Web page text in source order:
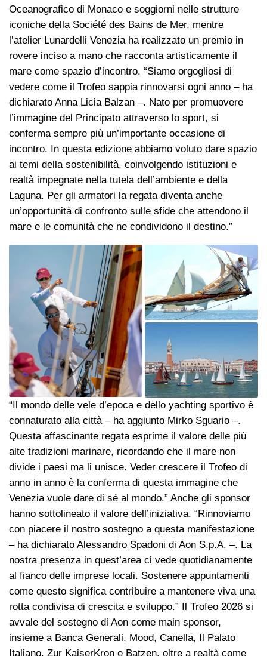
Oceanografico di Monaco e soggiorni nelle strutture
iconiche della Société des Bains de Mer, mentre
l’atelier Lunardelli Venezia ha realizzato un premio in
rovere inciso a mano che racconta artisticamente il
mare come spazio d’incontro. “Siamo orgogliosi di
vedere come il Trofeo sappia rinnovarsi ogni anno – ha
dichiarato Anna Licia Balzan –. Nato per promuovere
l’immagine del Principato attraverso lo sport, si
conferma sempre più un’importante occasione di
incontro. In questa edizione abbiamo voluto dare spazio
ai temi della sostenibilità, coinvolgendo istituzioni e
realtà impegnate nella tutela dell’ambiente e della
Laguna. Per gli armatori la regata diventa anche
un’opportunità di confronto sulle sfide che attendono il
mare e le comunità che ne condividono il destino.”
“Il mondo delle vele d’epoca e dello yachting sportivo è
connaturato alla città – ha aggiunto Mirko Sguario –.
Questa affascinante regata esprime il valore delle più
alte tradizioni marinare, ricordando che il mare non
divide i paesi ma li unisce. Veder crescere il Trofeo di
anno in anno è la conferma di questa immagine che
Venezia vuole dare di sé al mondo.” Anche gli sponsor
hanno sottolineato il valore dell’iniziativa. “Rinnoviamo
con piacere il nostro sostegno a questa manifestazione
– ha dichiarato Alessandro Spadoni di Aon S.p.A. –. La
nostra presenza in quest’area ci vede quotidianamente
al fianco delle imprese locali. Sostenere appuntamenti
come questo significa contribuire a mantenere viva una
rotta condivisa di crescita e sviluppo.” Il Trofeo 2026 si
avvale del sostegno di Aon come main sponsor,
insieme a Banca Generali, Mood, Canella, Il Palato
Italiano, Zur KaiserKron e Batzen, oltre a realtà come